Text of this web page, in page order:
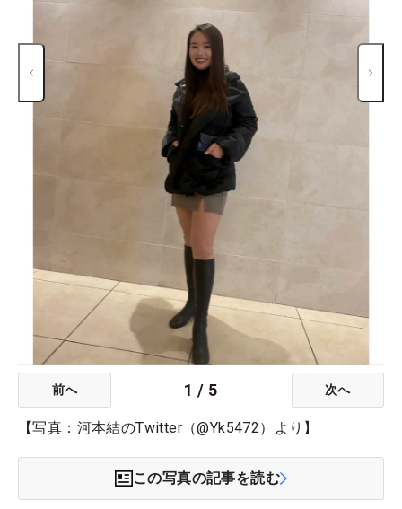
前へ 1 / 5 次へ
【写真：河本結のTwitter（@Yk5472）より】
この写真の記事を読む